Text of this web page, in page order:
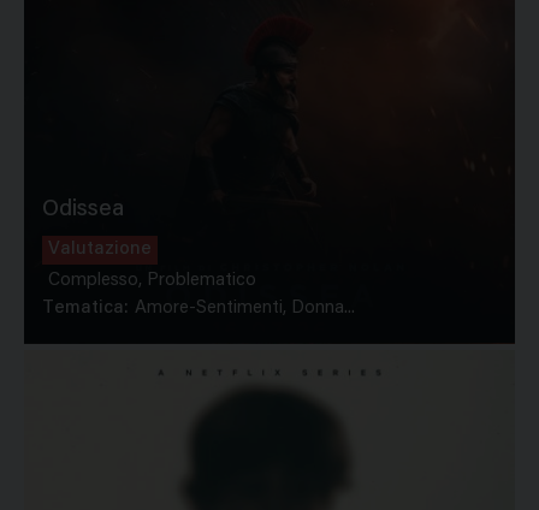
Odissea
Valutazione
Complesso, Problematico
Tematica: Amore-Sentimenti, Donna...